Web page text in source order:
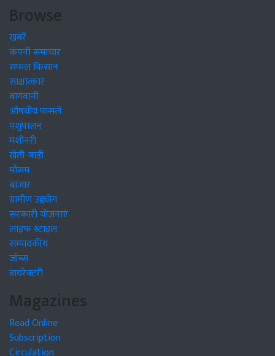
Browse
खबरें
कंपनी समाचार
सफल किसान
साक्षात्कार
बागवानी
औषधीय फसलें
पशुपालन
मशीनरी
खेती-बाड़ी
मौसम
बाजार
ग्रामीण उद्द्योग
सरकारी योजनाएं
लाइफ स्टाइल
सम्पादकीय
जॉब्स
डायरेक्टरी
Magazines
Read Online
Subscription
Circulation